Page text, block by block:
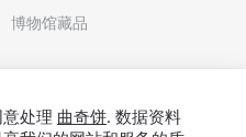
博物馆藏品
处理 曲奇饼. 数据资料